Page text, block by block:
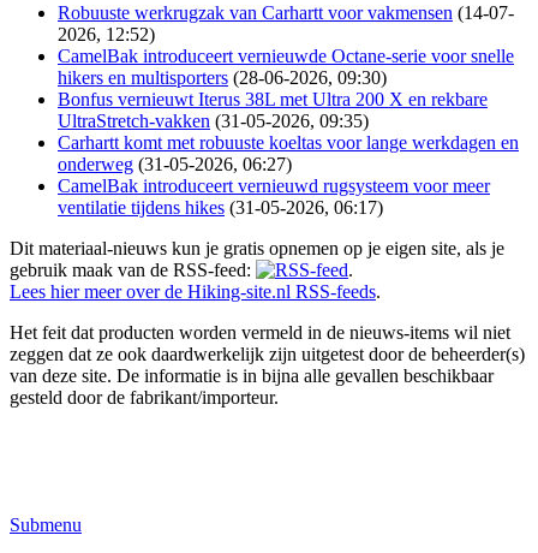
Robuuste werkrugzak van Carhartt voor vakmensen (14-07-
2026, 12:52)
CamelBak introduceert vernieuwde Octane-serie voor snelle
hikers en multisporters (28-06-2026, 09:30)
Bonfus vernieuwt Iterus 38L met Ultra 200 X en rekbare
UltraStretch-vakken (31-05-2026, 09:35)
Carhartt komt met robuuste koeltas voor lange werkdagen en
onderweg (31-05-2026, 06:27)
CamelBak introduceert vernieuwd rugsysteem voor meer
ventilatie tijdens hikes (31-05-2026, 06:17)
Dit materiaal-nieuws kun je gratis opnemen op je eigen site, als je
gebruik maak van de RSS-feed:
.
Lees hier meer over de Hiking-site.nl RSS-feeds.
Het feit dat producten worden vermeld in de nieuws-items wil niet
zeggen dat ze ook daardwerkelijk zijn uitgetest door de beheerder(s)
van deze site. De informatie is in bijna alle gevallen beschikbaar
gesteld door de fabrikant/importeur.
Submenu